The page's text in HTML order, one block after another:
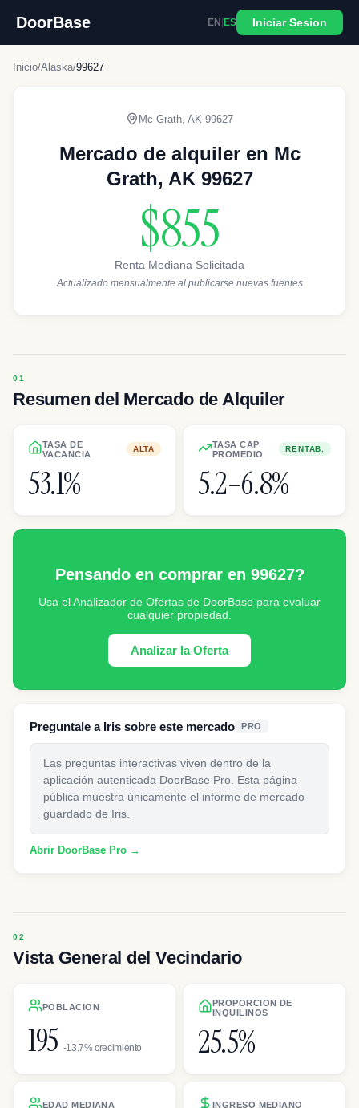
DoorBase EN ES Iniciar Sesion
Inicio/Alaska/99627
Mc Grath AK 99627
Mercado de alquiler en Mc
Grath, AK 99627
$855
Renta Mediana Solicitada
Actualizado mensualmente al publicarse nuevas fuentes
Resumen del Mercado de Alquiler
TASA DE
VACANCIA
ALTA
53.1%
TASA CAP
PROMEDIO
RENTAB.
5.2–6.8%
Pensando en comprar en 99627?
Usa el Analizador de Ofertas de DoorBase para evaluar
cualquier propiedad.
Analizar la Oferta
Preguntale a Iris sobre este mercado PRO
Las preguntas interactivas viven dentro de la
aplicación autenticada DoorBase Pro. Esta página
pública muestra únicamente el informe de mercado
guardado de Iris.
Abrir DoorBase Pro →
Vista General del Vecindario
POBLACION
195 -13.7% crecimiento
PROPORCION DE
INQUILINOS
25.5%
EDAD MEDIANA INGRESO MEDIANO